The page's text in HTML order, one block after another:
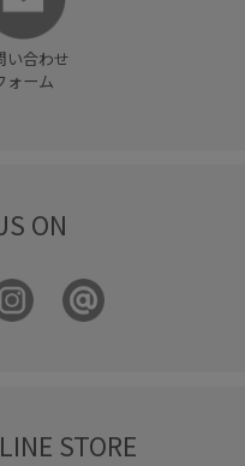
通勤用
い合わせ
ォーム
ON
STORE